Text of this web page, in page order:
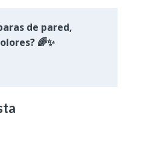
de pared,
🌈✨